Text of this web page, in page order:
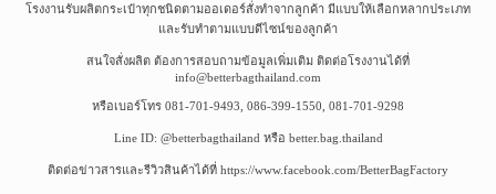
โรงงานรับผลิตกระเป๋าทุกชนิดตามออเดอร์สั่งทำจากลูกค้า มีแบบให้เลือกหลากประเภท
และรับทำตามแบบดีไซน์ของลูกค้า
สนใจสั่งผลิต ต้องการสอบถามข้อมูลเพิ่มเติม ติดต่อโรงงานได้ที่
info@betterbagthailand.com
หรือเบอร์โทร 081-701-9493, 086-399-1550, 081-701-9298
Line ID: @betterbagthailand หรือ better.bag.thailand
ติดต่อข่าวสารและรีวิวสินค้าได้ที่ https://www.facebook.com/BetterBagFactory